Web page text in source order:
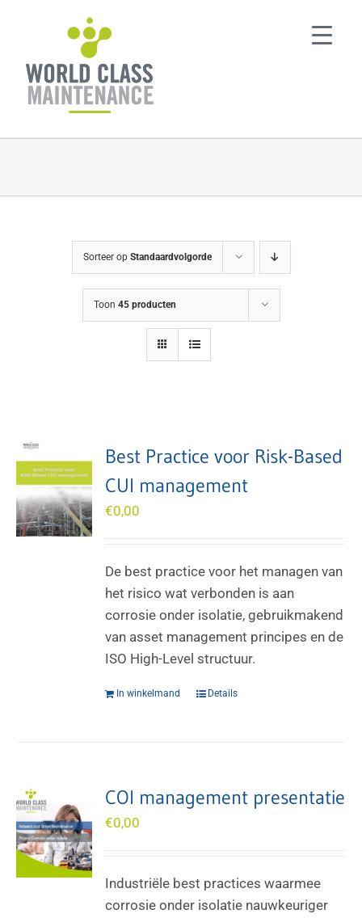
Sorteer op Standaardvolgorde
Toon 45 producten
Best Practice voor Risk-Based
CUI management
€0,00
De best practice voor het managen van
het risico wat verbonden is aan
corrosie onder isolatie, gebruikmakend
van asset management principes en de
ISO High-Level structuur.
In winkelmand Details
COI management presentatie
€0,00
Industriële best practices waarmee
corrosie onder isolatie nauwkeuriger